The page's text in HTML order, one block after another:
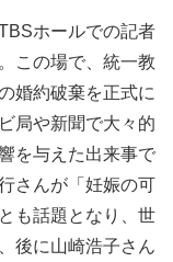
ホールでの記者
この場で、統一教
婚約破棄を正式に
局や新聞で大々的
を与えた出来事で
さんが「妊娠の可
も話題となり、世
後に山崎浩子さん